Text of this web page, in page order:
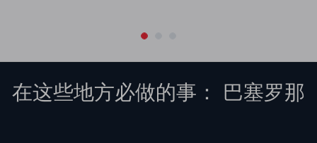
在这些地方必做的事： 巴塞罗那